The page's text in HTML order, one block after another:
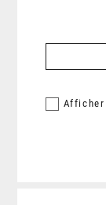
Afficher